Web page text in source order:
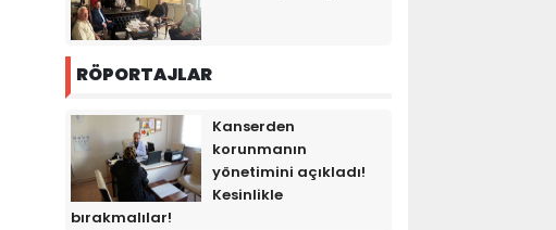
RÖPORTAJLAR
Kanserden
korunmanın
yönetimini açıkladı!
Kesinlikle
bırakmalılar!